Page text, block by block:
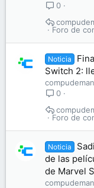
0
Foro de
Noticia
Switch 2:
0
Foro de
Noticia
de las
de Marvel